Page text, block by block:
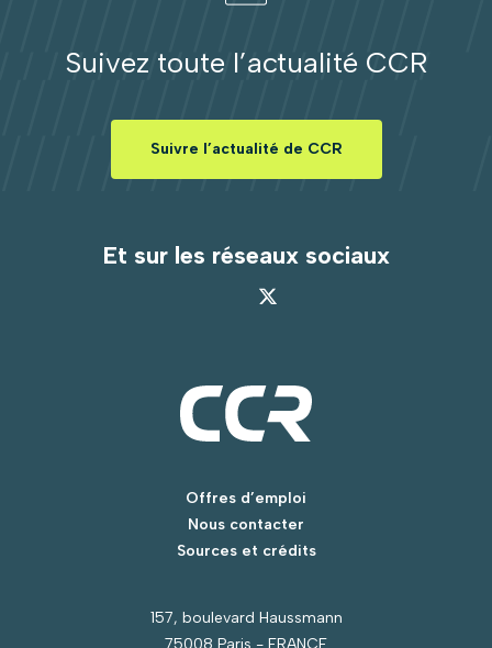
Suivez toute l’actualité CCR
Suivre l’actualité de CCR
Et sur les réseaux sociaux
Offres d’emploi
Nous contacter
Sources et crédits
157, boulevard Haussmann
75008 Paris - FRANCE